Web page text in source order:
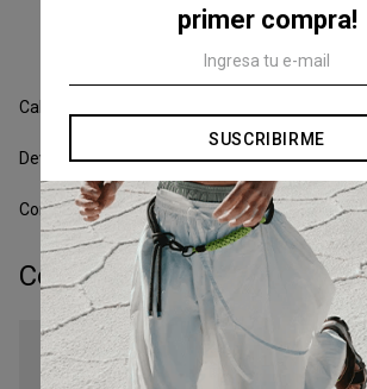
cuotas sin interés de$ 13
Calcular Envío
Devoluciones
Conocer todos los Medios de Pago
Completá tu look:
primer compra!
SUSCRIBIRME